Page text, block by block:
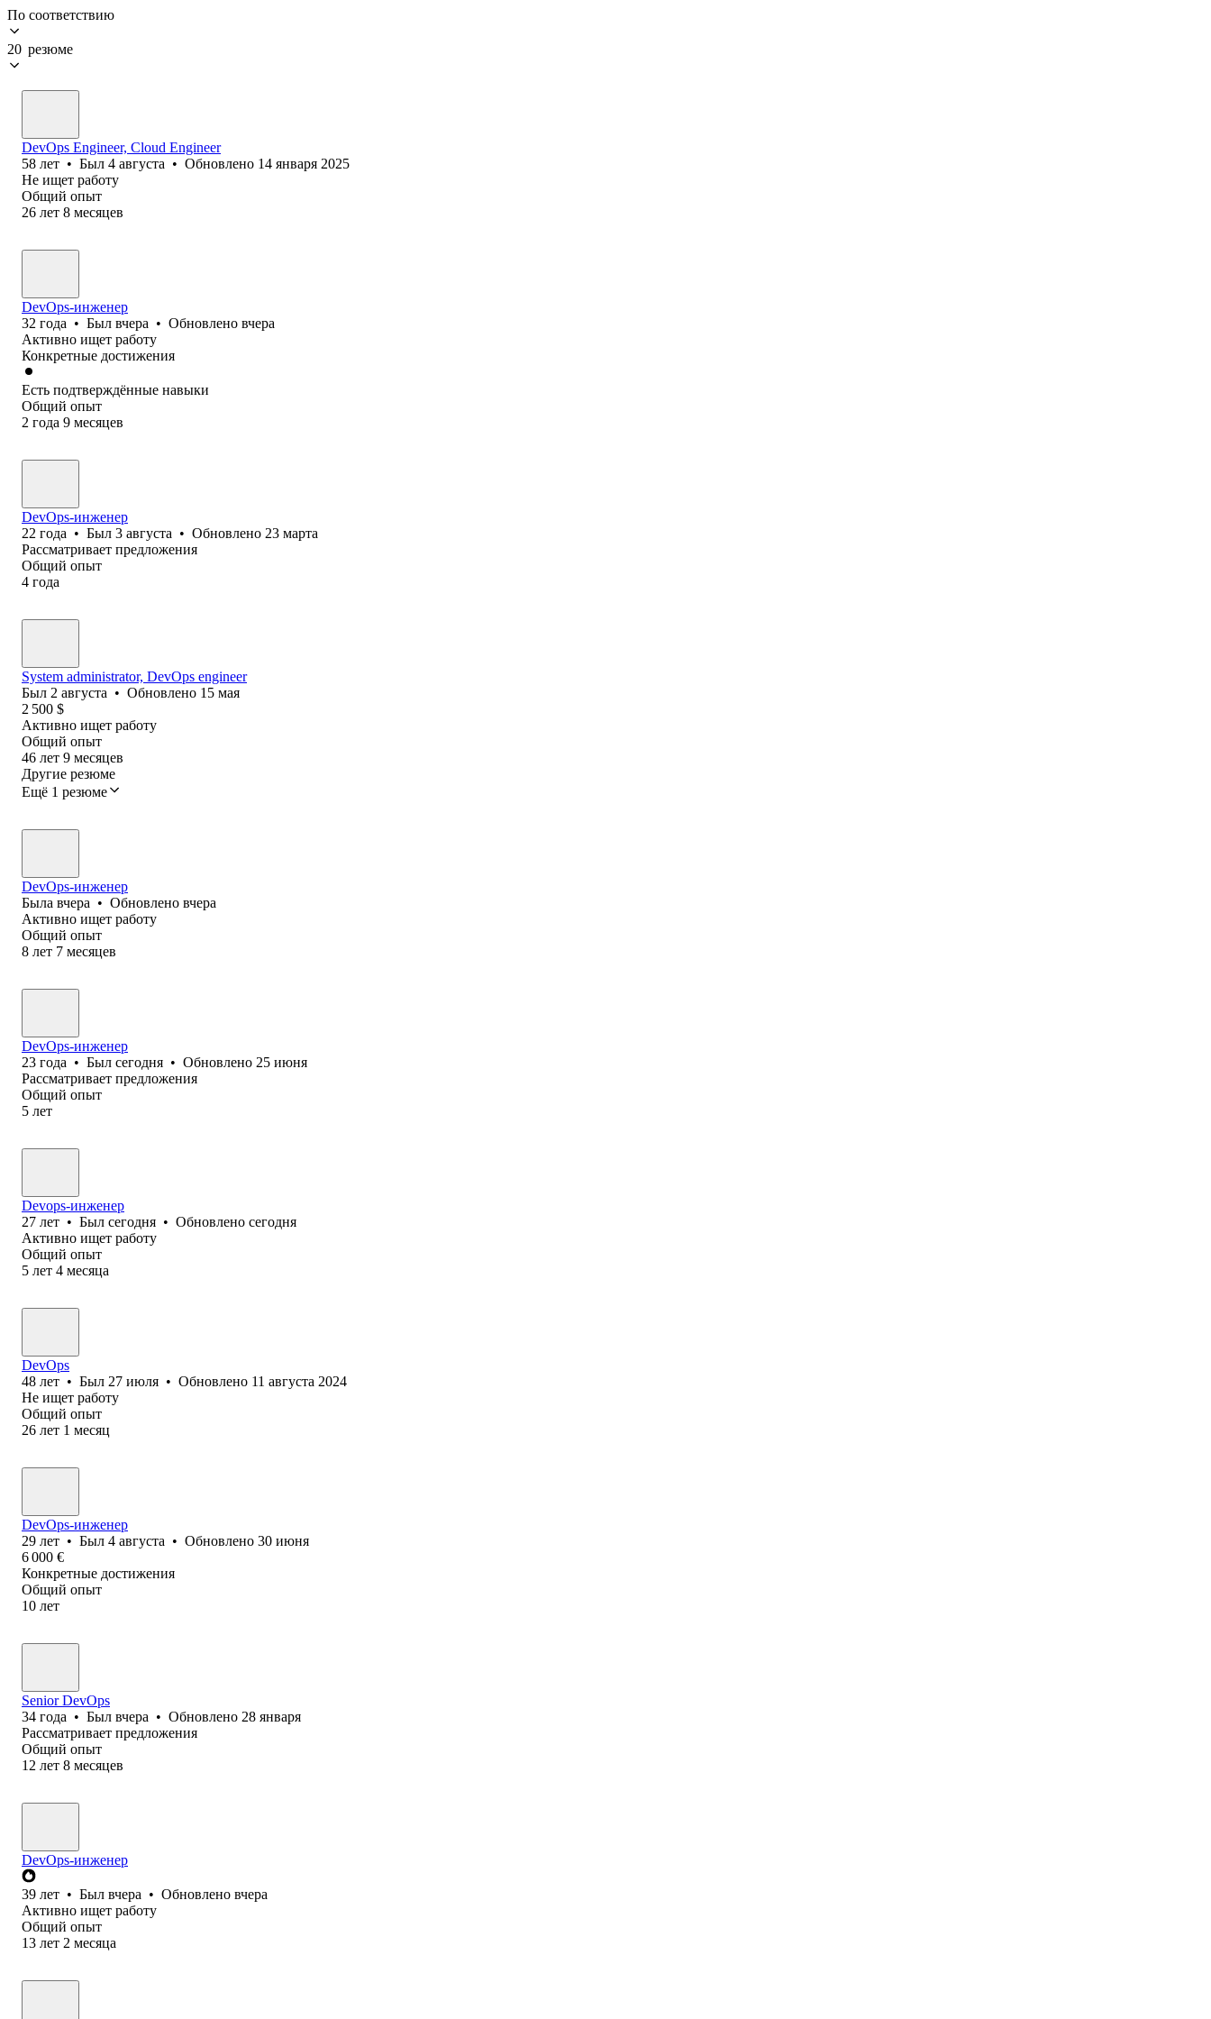
По соответствию
20 резюме
DevOps Engineer, Cloud Engineer
58 лет • Был 4 августа • Обновлено 14 января 2025
Не ищет работу
Общий опыт
26 лет 8 месяцев
DevOps-инженер
32 года • Был вчера • Обновлено вчера
Активно ищет работу
Конкретные достижения
Есть подтверждённые навыки
Общий опыт
2 года 9 месяцев
DevOps-инженер
22 года • Был 3 августа • Обновлено 23 марта
Рассматривает предложения
Общий опыт
4 года
System administrator, DevOps engineer
Был 2 августа • Обновлено 15 мая
2 500 $
Активно ищет работу
Общий опыт
46 лет 9 месяцев
Другие резюме
Ещё 1 резюме
DevOps-инженер
Была вчера • Обновлено вчера
Активно ищет работу
Общий опыт
8 лет 7 месяцев
DevOps-инженер
23 года • Был сегодня • Обновлено 25 июня
Рассматривает предложения
Общий опыт
5 лет
Devops-инженер
27 лет • Был сегодня • Обновлено сегодня
Активно ищет работу
Общий опыт
5 лет 4 месяца
DevOps
48 лет • Был 27 июля • Обновлено 11 августа 2024
Не ищет работу
Общий опыт
26 лет 1 месяц
DevOps-инженер
29 лет • Был 4 августа • Обновлено 30 июня
6 000 €
Конкретные достижения
Общий опыт
10 лет
Senior DevOps
34 года • Был вчера • Обновлено 28 января
Рассматривает предложения
Общий опыт
12 лет 8 месяцев
DevOps-инженер
39 лет • Был вчера • Обновлено вчера
Активно ищет работу
Общий опыт
13 лет 2 месяца